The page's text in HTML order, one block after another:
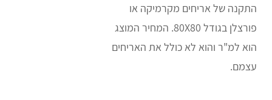
התקנה של אריחים מקרמיקה או
פורצלן בגודל 80X80. המחיר המוצג
הוא למ"ר והוא לא כולל את האריחים
עצמם.